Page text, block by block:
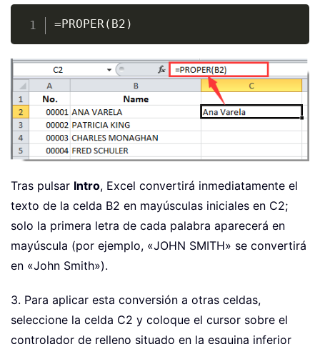
=PROPER(B2)
Tras pulsar Intro, Excel convertirá inmediatamente el
texto de la celda B2 en mayúsculas iniciales en C2;
solo la primera letra de cada palabra aparecerá en
mayúscula (por ejemplo, «JOHN SMITH» se convertirá
en «John Smith»).
3. Para aplicar esta conversión a otras celdas,
seleccione la celda C2 y coloque el cursor sobre el
controlador de relleno situado en la esquina inferior